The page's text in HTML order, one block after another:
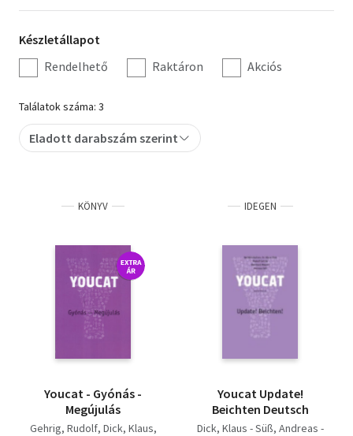
Hobbi, szabadidő
Irodalom
Művészet
Szakkönyv
Tankönyv, segédkönyv
Társadalomtudomány
Természettudomány
Történelem
szűrés
Készletállapot
szűrés
Készletállapot
Rendelhető
Raktáron Akciós
Találatok száma: 3
Eladott darabszám szerint
KÖNYV
Youcat - Gyónás -
Megújulás
Gehrig, Rudolf Dick, Klaus
IDEGEN
Youcat Update!
Beichten Deutsch
Dick, Klaus - Süß, Andreas -